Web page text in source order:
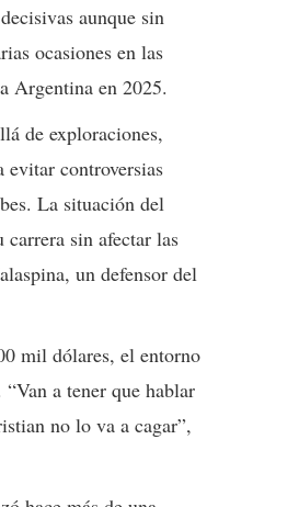
aunque sin
ocasiones en las
Argentina en 2025.
de exploraciones,
controversias
La situación del
carrera sin afectar las
un defensor del
mil dólares, el entorno
a tener que hablar
no lo va a cagar”,